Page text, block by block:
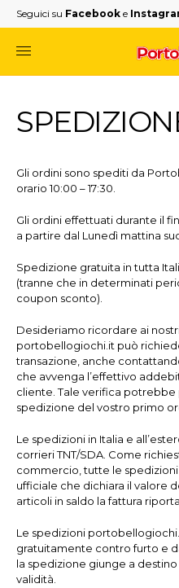
Seguici su Facebook e
for:
Gli ordini sono spediti da
orario 10:00 – 17:30.
Gli ordini effettuati durante il
a partire dal Lunedì mattina
Spedizione gratuita in tutta
(tranne che in determinati
coupon sconto).
Desideriamo ricordare ai
portobellogiochi.it può
transazione, anche
che avvenga l’effettivo
cliente. Tale verifica
spedizione del vostro primo
Le spedizioni in Italia e
corrieri TNT/SDA. Come
commercio, tutte le
ufficiale che dichiara il valore
articoli in saldo la fattura
Le spedizioni
gratuitamente contro furto e
la spedizione giunge a destino
validità.